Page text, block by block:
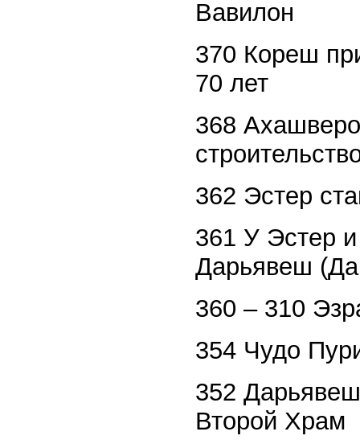
Вавилон
370 Кореш
70 лет
368
362 Эстер
361 У Эстер
Дарьявеш
360 – 310
354 Чудо
352
Второй Храм